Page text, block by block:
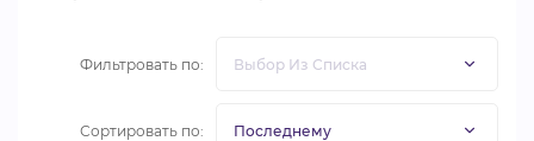
Фильтровать по:
Сортировать по: